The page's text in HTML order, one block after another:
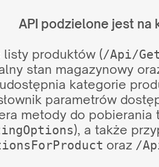
API podzielone jest na
listy produktów (/Api/
stan magazynowy
kategorie
parametrów
metody do pobierania
), a także
oraz /